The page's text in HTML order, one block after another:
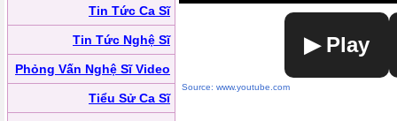
Tin Tức Ca Sĩ
Tin Tức Nghệ Sĩ
Phỏng Vấn Nghệ Sĩ Video
Tiểu Sử Ca Sĩ
▶ Play
Source: www.youtube.com